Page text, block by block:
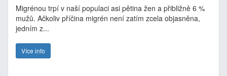
Migrénou trpí v naší populaci asi pětina žen a přibližně 6 %
mužů. Ačkoliv příčina migrén není zatím zcela objasněna,
jedním z...
Více info